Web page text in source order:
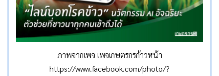
ภาพจากเพจ เพจเกษตรกรก้าวหน้า
https://www.facebook.com/photo/?